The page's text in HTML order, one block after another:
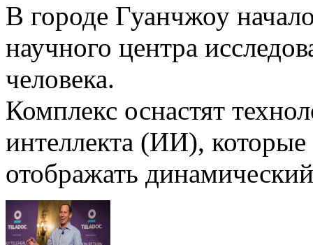
В городе Гуанчжоу
научного центра
человека.
Комплекс оснастят
интеллекта (ИИ),
отображать